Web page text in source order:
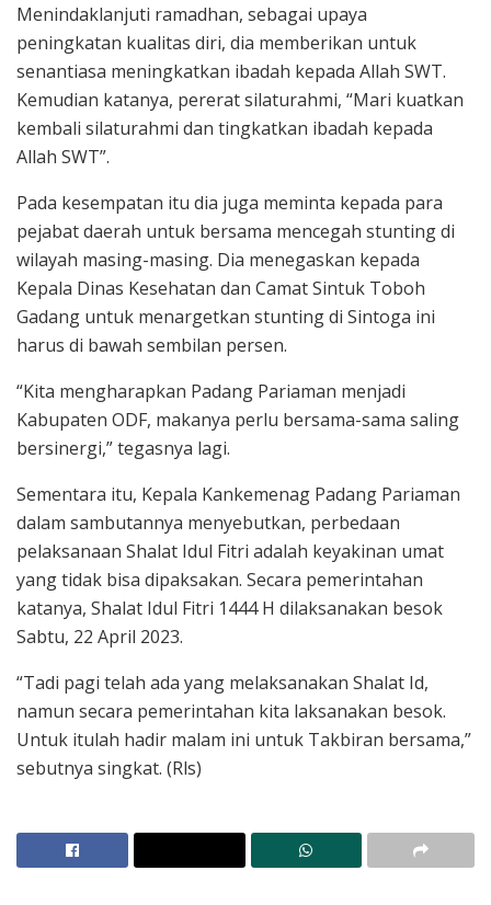
Menindaklanjuti ramadhan, sebagai upaya
peningkatan kualitas diri, dia memberikan untuk
senantiasa meningkatkan ibadah kepada Allah SWT.
Kemudian katanya, pererat silaturahmi, “Mari kuatkan
kembali silaturahmi dan tingkatkan ibadah kepada
Allah SWT”.
Pada kesempatan itu dia juga meminta kepada para
pejabat daerah untuk bersama mencegah stunting di
wilayah masing-masing. Dia menegaskan kepada
Kepala Dinas Kesehatan dan Camat Sintuk Toboh
Gadang untuk menargetkan stunting di Sintoga ini
harus di bawah sembilan persen.
“Kita mengharapkan Padang Pariaman menjadi
Kabupaten ODF, makanya perlu bersama-sama saling
bersinergi,” tegasnya lagi.
Sementara itu, Kepala Kankemenag Padang Pariaman
dalam sambutannya menyebutkan, perbedaan
pelaksanaan Shalat Idul Fitri adalah keyakinan umat
yang tidak bisa dipaksakan. Secara pemerintahan
katanya, Shalat Idul Fitri 1444 H dilaksanakan besok
Sabtu, 22 April 2023.
“Tadi pagi telah ada yang melaksanakan Shalat Id,
namun secara pemerintahan kita laksanakan besok.
Untuk itulah hadir malam ini untuk Takbiran bersama,”
sebutnya singkat. (Rls)